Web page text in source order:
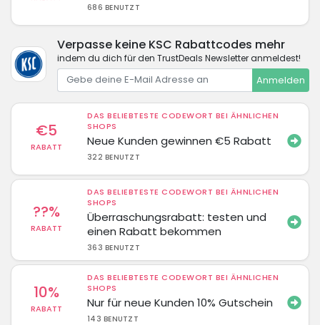
686 BENUTZT
Verpasse keine KSC Rabattcodes mehr
indem du dich für den TrustDeals Newsletter anmeldest!
Anmelden
€5
RABATT
DAS BELIEBTESTE CODEWORT BEI ÄHNLICHEN
SHOPS
Neue Kunden gewinnen €5 Rabatt
322 BENUTZT
??%
RABATT
DAS BELIEBTESTE CODEWORT BEI ÄHNLICHEN
SHOPS
Überraschungsrabatt: testen und
einen Rabatt bekommen
363 BENUTZT
10%
RABATT
DAS BELIEBTESTE CODEWORT BEI ÄHNLICHEN
SHOPS
Nur für neue Kunden 10% Gutschein
143 BENUTZT